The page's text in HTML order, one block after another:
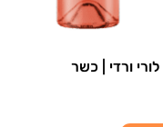
ורדי | כשר